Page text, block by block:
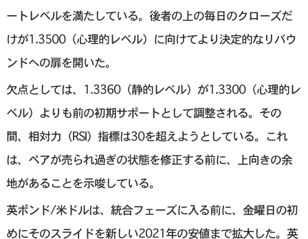
ートレベルを満たしている。後者の上の毎日のクローズだ
けが1.3500（心理的レベル）に向けてより決定的なリバウ
ンドへの扉を開いた。
欠点としては、1.3360（静的レベル）が1.3300（心理的レ
ベル）よりも前の初期サポートとして調整される。その
間、相対力（RSI）指標は30を超えようとしている。これ
は、ペアが売られ過ぎの状態を修正する前に、上向きの余
地があることを示唆している。
英ポンド/米ドルは、統合フェーズに入る前に、金曜日の初
めにそのスライドを新しい2021年の安値まで拡大した。英